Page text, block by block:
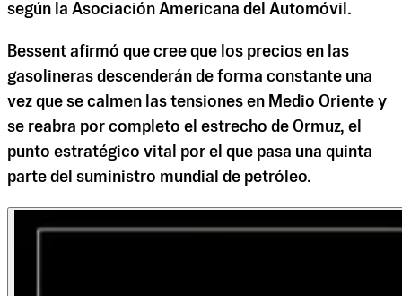
según la Asociación Americana del Automóvil.
Bessent afirmó que cree que los precios en las
gasolineras descenderán de forma constante una
vez que se calmen las tensiones en Medio Oriente y
se reabra por completo el estrecho de Ormuz, el
punto estratégico vital por el que pasa una quinta
parte del suministro mundial de petróleo.